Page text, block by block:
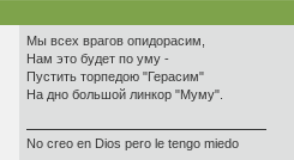
Мы всех врагов опидорасим,
Нам это будет по уму -
Пустить торпедою "Герасим"
На дно большой линкор "Муму".
No creo en Dios pero le tengo miedo